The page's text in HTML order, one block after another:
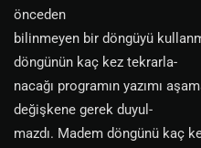
önceden
bilinmeyen bir döngüyü
döngünün kaç kez tekrarla-
nacağı programın yazımı
değişkene gerek duyul-
mazdı. Madem döngünü kaç